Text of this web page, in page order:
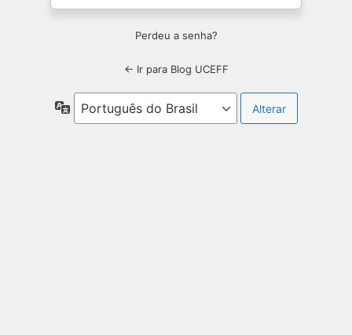
Perdeu a senha?
← Ir para Blog UCEFF
Idioma